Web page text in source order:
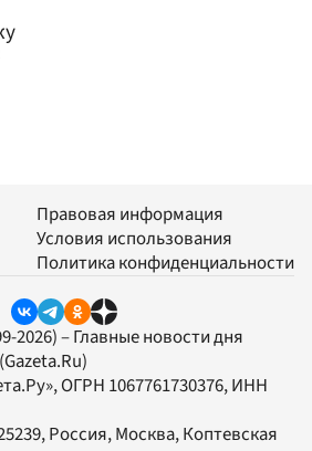
Правовая информация
Условия использования
Политика конфиденциальности
2026) – Главные новости дня
(Gazeta.Ru)
, ОГРН 1067761730376, ИНН
Россия, Москва, Коптевская